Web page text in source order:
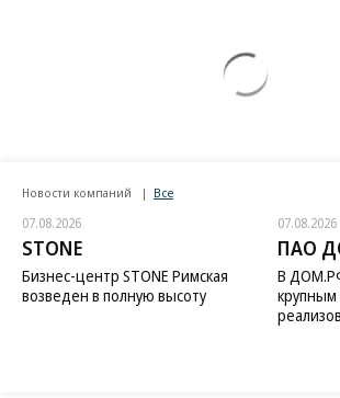
Новости компаний Все
07.08.2026
STONE
Бизнес-центр STONE Римская
возведен в полную высоту
07.08.2026
ПАО
В ДОМ.РФ